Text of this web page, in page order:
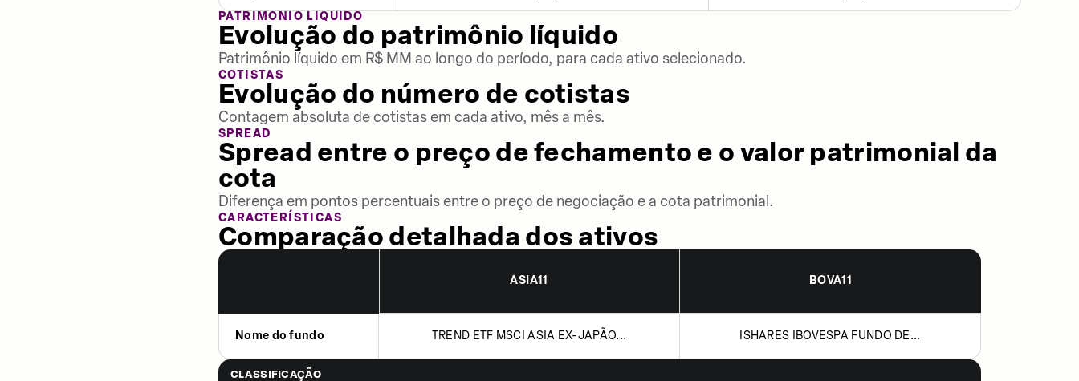
PATRIMÔNIO LÍQUIDO
Evolução do patrimônio líquido
Patrimônio líquido em R$ MM ao longo do período, para cada ativo selecionado.
COTISTAS
Evolução do número de cotistas
Contagem absoluta de cotistas em cada ativo, mês a mês.
SPREAD
Spread entre o preço de fechamento e o valor patrimonial da
cota
Diferença em pontos percentuais entre o preço de negociação e a cota patrimonial.
CARACTERÍSTICAS
Comparação detalhada dos ativos
ASIA11 BOVA11
Nome do fundo TREND ETF MSCI ASIA EX-JAPÃO... ISHARES IBOVESPA FUNDO DE...
CLASSIFICAÇÃO